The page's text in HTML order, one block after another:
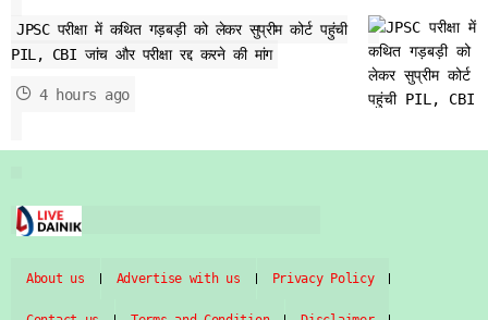
JPSC परीक्षा में कथित गड़बड़ी को लेकर सुप्रीम कोर्ट पहुंची
PIL, CBI जांच और परीक्षा रद्द करने की मांग
4 hours ago
About us Advertise with us Privacy Policy